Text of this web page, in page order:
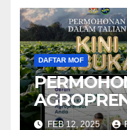
DAFTAR MOF
KINI
FEB 12, 2025